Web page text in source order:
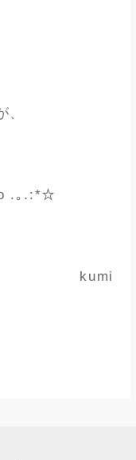
.｡.:*☆
kumi